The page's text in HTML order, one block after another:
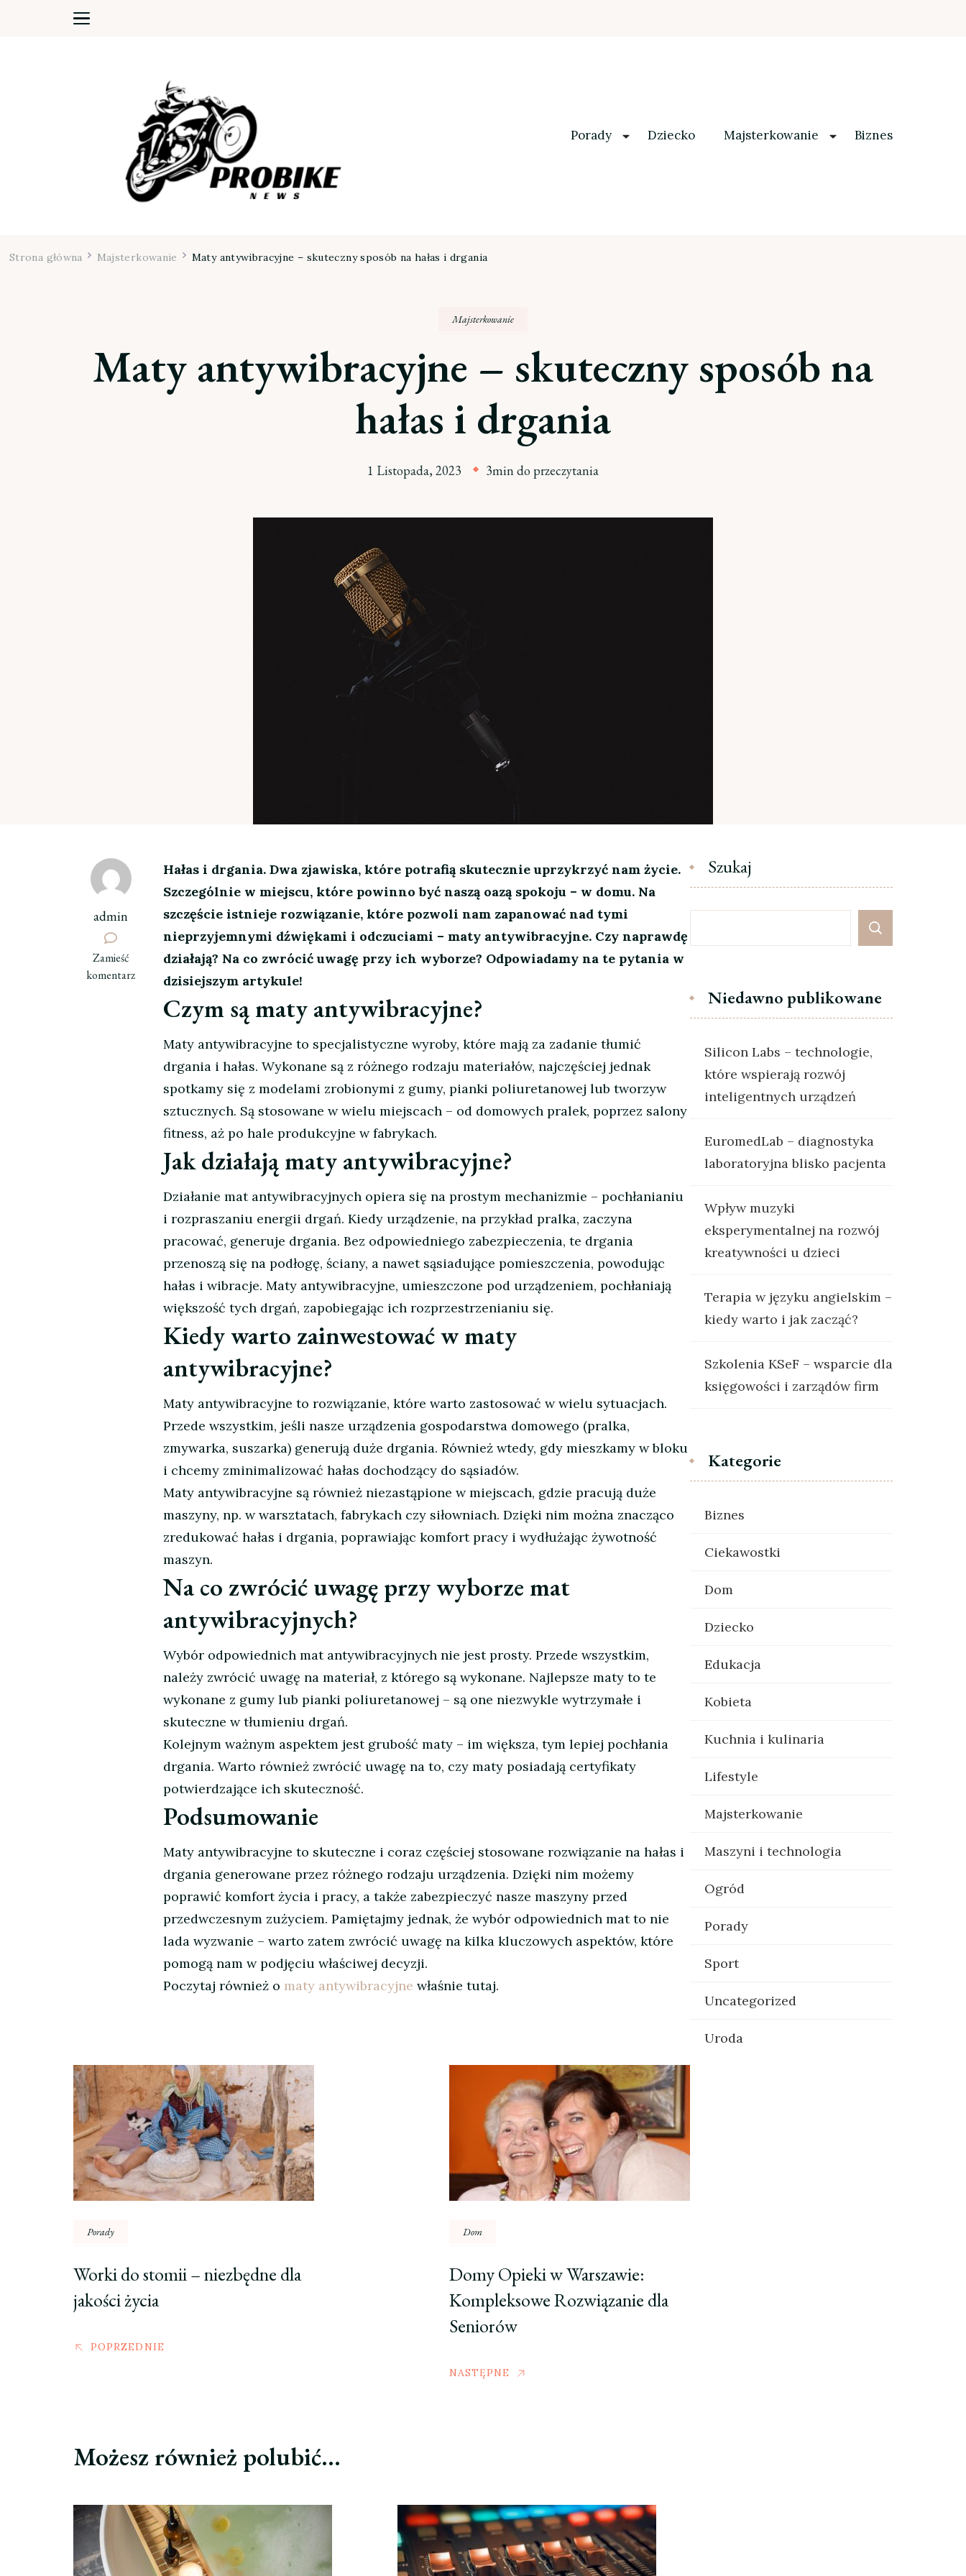
Porady Dziecko Majsterkowanie Biznes
Strona główna Majsterkowanie Maty antywibracyjne – skuteczny sposób na hałas i drgania
Majsterkowanie
Maty antywibracyjne – skuteczny sposób na
hałas i drgania
1 Listopada, 2023 3min do przeczytania
admin
Zamieść
komentarz
we
wpisie
antywibracyjne
Hałas i drgania. Dwa zjawiska, które potrafią skutecznie uprzykrzyć nam życie.
Szczególnie w miejscu, które powinno być naszą oazą spokoju – w domu. Na
szczęście istnieje rozwiązanie, które pozwoli nam zapanować nad tymi
nieprzyjemnymi dźwiękami i odczuciami – maty antywibracyjne. Czy naprawdę
działają? Na co zwrócić uwagę przy ich wyborze? Odpowiadamy na te pytania w
dzisiejszym artykule!
Czym są maty antywibracyjne?
Maty antywibracyjne to specjalistyczne wyroby, które mają za zadanie tłumić
drgania i hałas. Wykonane są z różnego rodzaju materiałów, najczęściej jednak
spotkamy się z modelami zrobionymi z gumy, pianki poliuretanowej lub tworzyw
sztucznych. Są stosowane w wielu miejscach – od domowych pralek, poprzez salony
fitness, aż po hale produkcyjne w fabrykach.
Jak działają maty antywibracyjne?
Działanie mat antywibracyjnych opiera się na prostym mechanizmie – pochłanianiu
i rozpraszaniu energii drgań. Kiedy urządzenie, na przykład pralka, zaczyna
pracować, generuje drgania. Bez odpowiedniego zabezpieczenia, te drgania
przenoszą się na podłogę, ściany, a nawet sąsiadujące pomieszczenia, powodując
hałas i wibracje. Maty antywibracyjne, umieszczone pod urządzeniem, pochłaniają
większość tych drgań, zapobiegając ich rozprzestrzenianiu się.
Kiedy warto zainwestować w maty
antywibracyjne?
Maty antywibracyjne to rozwiązanie, które warto zastosować w wielu sytuacjach.
Przede wszystkim, jeśli nasze urządzenia gospodarstwa domowego (pralka,
zmywarka, suszarka) generują duże drgania. Również wtedy, gdy mieszkamy w bloku
i chcemy zminimalizować hałas dochodzący do sąsiadów.
Maty antywibracyjne są również niezastąpione w miejscach, gdzie pracują duże
maszyny, np. w warsztatach, fabrykach czy siłowniach. Dzięki nim można znacząco
zredukować hałas i drgania, poprawiając komfort pracy i wydłużając żywotność
maszyn.
Na co zwrócić uwagę przy wyborze mat
antywibracyjnych?
Wybór odpowiednich mat antywibracyjnych nie jest prosty. Przede wszystkim,
należy zwrócić uwagę na materiał, z którego są wykonane. Najlepsze maty to te
wykonane z gumy lub pianki poliuretanowej – są one niezwykle wytrzymałe i
skuteczne w tłumieniu drgań.
Kolejnym ważnym aspektem jest grubość maty – im większa, tym lepiej pochłania
drgania. Warto również zwrócić uwagę na to, czy maty posiadają certyfikaty
potwierdzające ich skuteczność.
Podsumowanie
Maty antywibracyjne to skuteczne i coraz częściej stosowane rozwiązanie na hałas i
drgania generowane przez różnego rodzaju urządzenia. Dzięki nim możemy
poprawić komfort życia i pracy, a także zabezpieczyć nasze maszyny przed
przedwczesnym zużyciem. Pamiętajmy jednak, że wybór odpowiednich mat to nie
lada wyzwanie – warto zatem zwrócić uwagę na kilka kluczowych aspektów, które
pomogą nam w podjęciu właściwej decyzji.
Poczytaj również o maty antywibracyjne właśnie tutaj.
Nawigacja
wpisu
Porady
Worki do stomii – niezbędne dla
jakości życia
POPRZEDNIE
Dom
Domy Opieki w Warszawie:
Kompleksowe Rozwiązanie dla
Seniorów
NASTĘPNE
Możesz również polubić…
Szukaj
Niedawno publikowane
Silicon Labs – technologie,
które wspierają rozwój
inteligentnych urządzeń
EuromedLab – diagnostyka
laboratoryjna blisko pacjenta
Wpływ muzyki
eksperymentalnej na rozwój
kreatywności u dzieci
Terapia w języku angielskim –
kiedy warto i jak zacząć?
Szkolenia KSeF – wsparcie dla
księgowości i zarządów firm
Kategorie
Biznes
Ciekawostki
Dom
Dziecko
Edukacja
Kobieta
Kuchnia i kulinaria
Lifestyle
Majsterkowanie
Maszyni i technologia
Ogród
Porady
Sport
Uncategorized
Uroda